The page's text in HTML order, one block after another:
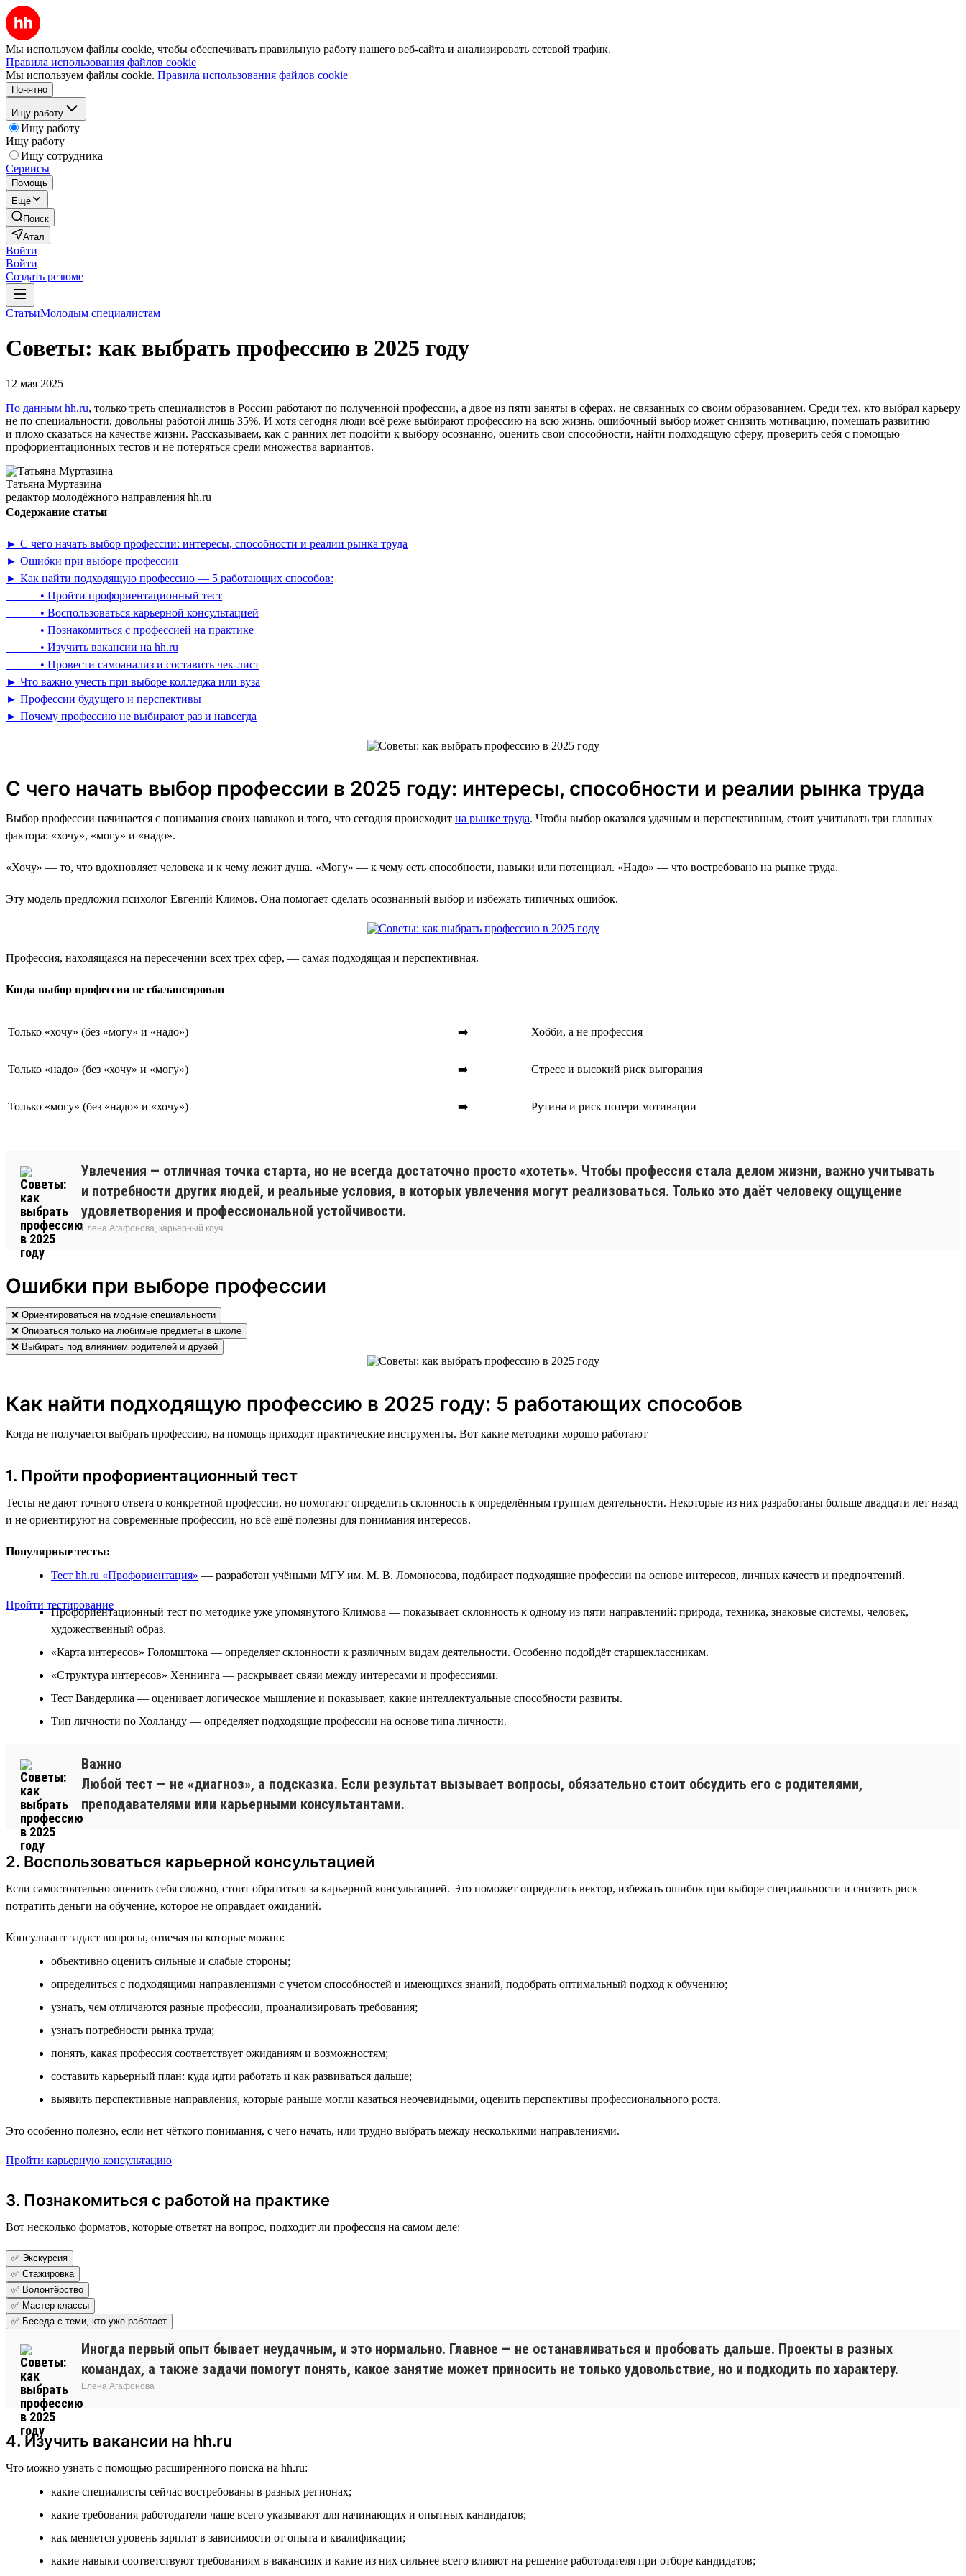
Мы используем файлы cookie, чтобы обеспечивать правильную работу нашего веб-сайта и анализировать сетевой трафик.
Правила использования файлов cookie
Мы используем файлы cookie. Правила использования файлов cookie
Понятно
Ищу работу
Ищу работу
Ищу работу
Ищу сотрудника
Сервисы
Помощь
Ещё
Поиск
Атал
Войти
Войти
Создать резюме
СтатьиМолодым специалистам
Советы: как выбрать профессию в 2025 году
12 мая 2025
По данным hh.ru, только треть специалистов в России работают по полученной профессии, а двое из пяти заняты в сферах, не связанных со своим образованием. Среди тех, кто выбрал карьеру
не по специальности, довольны работой лишь 35%. И хотя сегодня люди всё реже выбирают профессию на всю жизнь, ошибочный выбор может снизить мотивацию, помешать развитию
и плохо сказаться на качестве жизни. Рассказываем, как с ранних лет подойти к выбору осознанно, оценить свои способности, найти подходящую сферу, проверить себя с помощью
профориентационных тестов и не потеряться среди множества вариантов.
Татьяна Муртазина
редактор молодёжного направления hh.ru
Содержание статьи
► С чего начать выбор профессии: интересы, способности и реалии рынка труда
► Ошибки при выборе профессии
► Как найти подходящую профессию — 5 работающих способов:
• Пройти профориентационный тест
• Воспользоваться карьерной консультацией
• Познакомиться с профессией на практике
• Изучить вакансии на hh.ru
• Провести самоанализ и составить чек-лист
► Что важно учесть при выборе колледжа или вуза
► Профессии будущего и перспективы
► Почему профессию не выбирают раз и навсегда
С чего начать выбор профессии в 2025 году: интересы, способности и реалии рынка труда
Выбор профессии начинается с понимания своих навыков и того, что сегодня происходит на рынке труда. Чтобы выбор оказался удачным и перспективным, стоит учитывать три главных
фактора: «хочу», «могу» и «надо».
«Хочу» — то, что вдохновляет человека и к чему лежит душа. «Могу» — к чему есть способности, навыки или потенциал. «Надо» — что востребовано на рынке труда.
Эту модель предложил психолог Евгений Климов. Она помогает сделать осознанный выбор и избежать типичных ошибок.
Профессия, находящаяся на пересечении всех трёх сфер, — самая подходящая и перспективная.
Когда выбор профессии не сбалансирован
Только «хочу» (без «могу» и «надо») ➡️ Хобби, а не профессия
Только «надо» (без «хочу» и «могу») ➡️ Стресс и высокий риск выгорания
Только «могу» (без «надо» и «хочу») ➡️ Рутина и риск потери мотивации
Увлечения — отличная точка старта, но не всегда достаточно просто «хотеть». Чтобы профессия стала делом жизни, важно учитывать
и потребности других людей, и реальные условия, в которых увлечения могут реализоваться. Только это даёт человеку ощущение
удовлетворения и профессиональной устойчивости.
Елена Агафонова, карьерный коуч
Ошибки при выборе профессии
❌ Ориентироваться на модные специальности
❌ Опираться только на любимые предметы в школе
❌ Выбирать под влиянием родителей и друзей
Как найти подходящую профессию в 2025 году: 5 работающих способов
Когда не получается выбрать профессию, на помощь приходят практические инструменты. Вот какие методики хорошо работают
1. Пройти профориентационный тест
Тесты не дают точного ответа о конкретной профессии, но помогают определить склонность к определённым группам деятельности. Некоторые из них разработаны больше двадцати лет назад
и не ориентируют на современные профессии, но всё ещё полезны для понимания интересов.
Популярные тесты:
Тест hh.ru «Профориентация» — разработан учёными МГУ им. М. В. Ломоносова, подбирает подходящие профессии на основе интересов, личных качеств и предпочтений.
Пройти тестирование
Профориентационный тест по методике уже упомянутого Климова — показывает склонность к одному из пяти направлений: природа, техника, знаковые системы, человек,
художественный образ.
«Карта интересов» Голомштока — определяет склонности к различным видам деятельности. Особенно подойдёт старшеклассникам.
«Структура интересов» Хеннинга — раскрывает связи между интересами и профессиями.
Тест Вандерлика — оценивает логическое мышление и показывает, какие интеллектуальные способности развиты.
Тип личности по Холланду — определяет подходящие профессии на основе типа личности.
Важно
Любой тест — не «диагноз», а подсказка. Если результат вызывает вопросы, обязательно стоит обсудить его с родителями,
преподавателями или карьерными консультантами.
2. Воспользоваться карьерной консультацией
Если самостоятельно оценить себя сложно, стоит обратиться за карьерной консультацией. Это поможет определить вектор, избежать ошибок при выборе специальности и снизить риск
потратить деньги на обучение, которое не оправдает ожиданий.
Консультант задаст вопросы, отвечая на которые можно:
объективно оценить сильные и слабые стороны;
определиться с подходящими направлениями с учетом способностей и имеющихся знаний, подобрать оптимальный подход к обучению;
узнать, чем отличаются разные профессии, проанализировать требования;
узнать потребности рынка труда;
понять, какая профессия соответствует ожиданиям и возможностям;
составить карьерный план: куда идти работать и как развиваться дальше;
выявить перспективные направления, которые раньше могли казаться неочевидными, оценить перспективы профессионального роста.
Это особенно полезно, если нет чёткого понимания, с чего начать, или трудно выбрать между несколькими направлениями.
Пройти карьерную консультацию
3. Познакомиться с работой на практике
Вот несколько форматов, которые ответят на вопрос, подходит ли профессия на самом деле:
✅ Экскурсия
✅ Стажировка
✅ Волонтёрство
✅ Мастер-классы
✅ Беседа с теми, кто уже работает
Иногда первый опыт бывает неудачным, и это нормально. Главное — не останавливаться и пробовать дальше. Проекты в разных
командах, а также задачи помогут понять, какое занятие может приносить не только удовольствие, но и подходить по характеру.
Елена Агафонова
4. Изучить вакансии на hh.ru
Что можно узнать с помощью расширенного поиска на hh.ru:
какие специалисты сейчас востребованы в разных регионах;
какие требования работодатели чаще всего указывают для начинающих и опытных кандидатов;
как меняется уровень зарплат в зависимости от опыта и квалификации;
какие навыки соответствуют требованиям в вакансиях и какие из них сильнее всего влияют на решение работодателя при отборе кандидатов;